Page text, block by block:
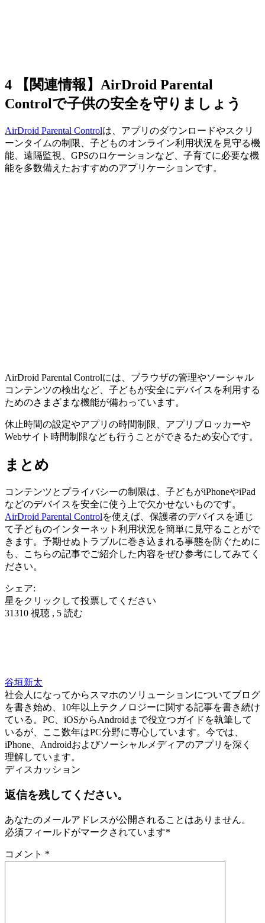
4 【関連情報】AirDroid Parental
Controlで子供の安全を守りましょう
AirDroid Parental Controlは、アプリのダウンロードやスクリ
ーンタイムの制限、子どものオンライン利用状況を見守る機
能、遠隔監視、GPSのロケーションなど、子育てに必要な機
能を多数備えたおすすめのアプリケーションです。
AirDroid Parental Controlには、ブラウザの管理やソーシャル
コンテンツの検出など、子どもが安全にデバイスを利用する
ためのさまざまな機能が備わっています。
休止時間の設定やアプリの時間制限、アプリブロッカーや
Webサイト時間制限なども行うことができるため安心です。
まとめ
コンテンツとプライバシーの制限は、子どもがiPhoneやiPad
などのデバイスを安全に使う上で欠かせないものです。
AirDroid Parental Controlを使えば、保護者のデバイスを通じ
て子どものインターネット利用状況を簡単に見守ることがで
きます。予期せぬトラブルに巻き込まれる事態を防ぐために
も、こちらの記事でご紹介した内容をぜひ参考にしてみてく
ださい。
シェア:
星をクリックして投票してください
31310 視聴 , 5 読む
谷垣新太
社会人になってからスマホのソリューションについてブログ
を書き始め、10年以上テクノロジーに関する記事を書き続け
ている。PC、iOSからAndroidまで役立つガイドを執筆して
いるが、ここ数年はPC分野に専心しています。今では、
iPhone、Androidおよびソーシャルメディアのアプリを深く
理解しています。
ディスカッション
返信を残してください。
あなたのメールアドレスが公開されることはありません。
必須フィールドがマークされています*
コメント *